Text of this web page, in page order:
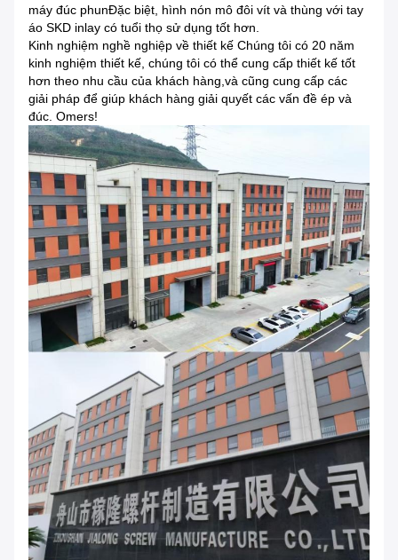
máy đúc phunĐặc biệt, hình nón mô đôi vít và thùng với tay
áo SKD inlay có tuổi thọ sử dụng tốt hơn.
Kinh nghiệm nghề nghiệp về thiết kế Chúng tôi có 20 năm
kinh nghiệm thiết kế, chúng tôi có thể cung cấp thiết kế tốt
hơn theo nhu cầu của khách hàng,và cũng cung cấp các
giải pháp để giúp khách hàng giải quyết các vấn đề ép và
đúc. Omers!